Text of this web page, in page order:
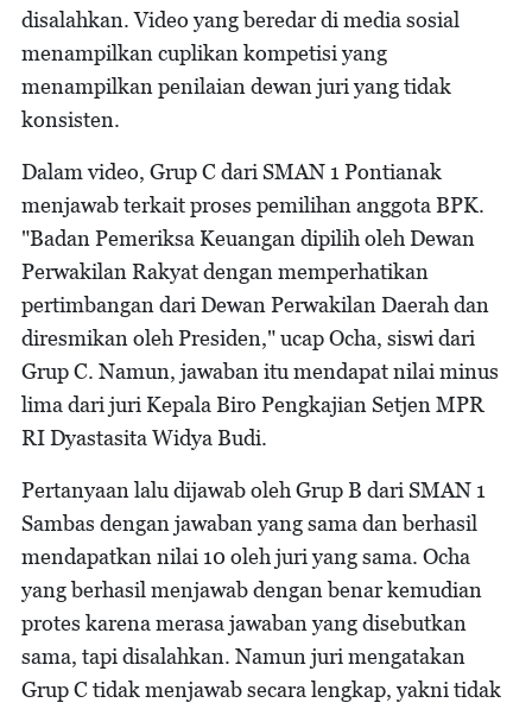
disalahkan. Video yang beredar di media sosial
menampilkan cuplikan kompetisi yang
menampilkan penilaian dewan juri yang tidak
konsisten.
Dalam video, Grup C dari SMAN 1 Pontianak
menjawab terkait proses pemilihan anggota BPK.
"Badan Pemeriksa Keuangan dipilih oleh Dewan
Perwakilan Rakyat dengan memperhatikan
pertimbangan dari Dewan Perwakilan Daerah dan
diresmikan oleh Presiden," ucap Ocha, siswi dari
Grup C. Namun, jawaban itu mendapat nilai minus
lima dari juri Kepala Biro Pengkajian Setjen MPR
RI Dyastasita Widya Budi.
Pertanyaan lalu dijawab oleh Grup B dari SMAN 1
Sambas dengan jawaban yang sama dan berhasil
mendapatkan nilai 10 oleh juri yang sama. Ocha
yang berhasil menjawab dengan benar kemudian
protes karena merasa jawaban yang disebutkan
sama, tapi disalahkan. Namun juri mengatakan
Grup C tidak menjawab secara lengkap, yakni tidak